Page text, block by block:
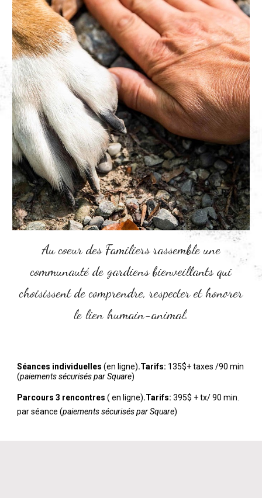
Au coeur des Familiers rassemble une
communauté de gardiens bienveillants qui
choisissent de comprendre, respecter et honorer
le lien humain-animal.
Séances individuelles(en ligne).Tarifs: 135$+ taxes /90 min
(paiements sécurisés par Square)
Parcours 3 rencontres ( en ligne).Tarifs: 395$ + tx/ 90 min.
par séance (paiements sécurisés par Square)